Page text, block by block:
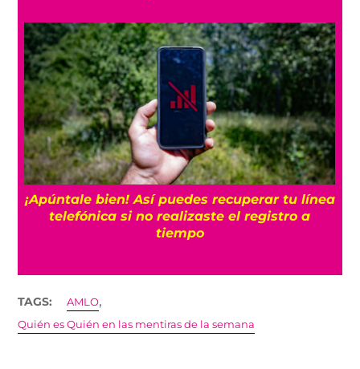
¡Apúntale bien! Así puedes recuperar tu línea
telefónica si no realizaste el registro a
tiempo
TAGS: AMLO,
Quién es Quién en las mentiras de la semana